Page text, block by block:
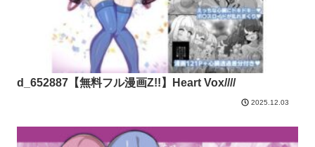
d_652887【無料フル漫画Z!!】Heart Vox////
2025.12.03